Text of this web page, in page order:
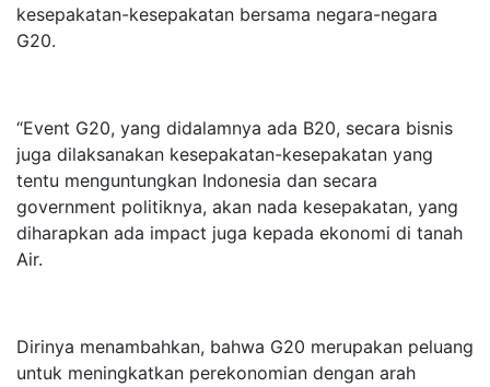
kesepakatan-kesepakatan bersama negara-negara
G20.
“Event G20, yang didalamnya ada B20, secara bisnis
juga dilaksanakan kesepakatan-kesepakatan yang
tentu menguntungkan Indonesia dan secara
government politiknya, akan nada kesepakatan, yang
diharapkan ada impact juga kepada ekonomi di tanah
Air.
Dirinya menambahkan, bahwa G20 merupakan peluang
untuk meningkatkan perekonomian dengan arah